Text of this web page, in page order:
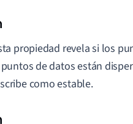
propiedad revela si los
de datos están
como estable.